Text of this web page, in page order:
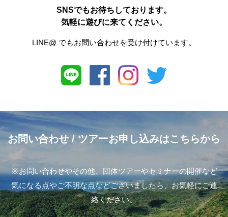
SNSでもお待ちしております。
気軽に遊びに来てください。
LINE@ でもお問い合わせを受け付けています。
お問い合わせ / ツアーお申し込みはこちらから
※お問い合わせやその他、団体ツアーやセミナーの開催など
気になる点やご不明な点などございましたら、お気軽にご連
絡ください。